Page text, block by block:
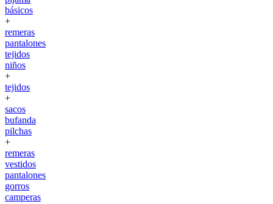
básicos
+
remeras
pantalones
tejidos
niños
+
tejidos
+
sacos
bufanda
pilchas
+
remeras
vestidos
pantalones
gorros
camperas